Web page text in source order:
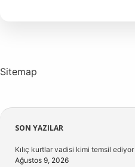
Sitemap
Sidebar
SON YAZILAR
Kılıç kurtlar vadisi kimi temsil ediyor
Ağustos 9, 2026